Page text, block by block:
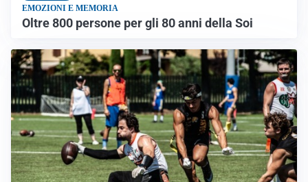
EMOZIONI E MEMORIA
Oltre 800 persone per gli 80 anni della Soi